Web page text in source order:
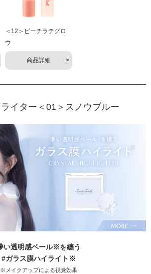
＜12＞ピーチラテグロ
ウ
商品詳細
イター＜01＞スノウブルー
い透明感ベール※を纏う
#ガラス膜ハイライト※
※メイクアップによる視覚効果